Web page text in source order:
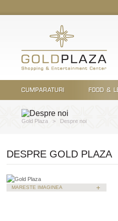
Gold Plaza > Despre noi
DESPRE GOLD PLAZA
MARESTE IMAGINEA